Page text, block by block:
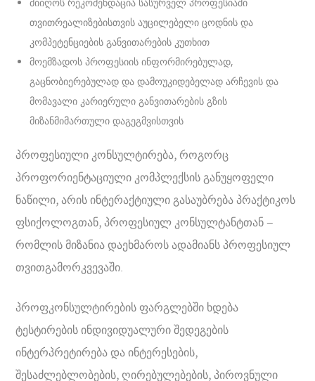
მიიღოს რეკომენდაცია სასურველ პროფესიაში
თვითრეალიზებისთვის აუცილებელი ცოდნის და
კომპეტენციების განვითარების კუთხით
მოემზადოს პროფესიის ინფორმირებულად,
გაცნობიერებულად და დამოუკიდებელად არჩევის და
მომავალი კარიერული განვითარების გზის
მიზანმიმართული დაგეგმვისთვის
პროფესიული კონსულტირება, როგორც
პროფორიენტაციული კომპლექსის განუყოფელი
ნაწილი, არის ინტერაქტიული გასაუბრება პრაქტიკოს
ფსიქოლოგთან, პროფესიულ კონსულტანტთან –
რომლის მიზანია დაეხმაროს ადამიანს პროფესიულ
თვითგამორკვევაში.
პროფკონსულტირების ფარგლებში ხდება
ტესტირების ინდივიდუალური შედეგების
ინტერპრეტირება და ინტერესების,
შესაძლებლობების, ღირებულებების, პიროვნული